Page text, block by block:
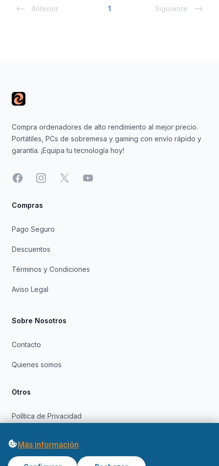
Anterior 1 Siguiente
Compra ordenadores de alto rendimiento al mejor precio.
Portátiles, PCs de sobremesa y gaming con envío rápido y
garantía. ¡Equipa tu tecnología hoy!
FacebookInstagram
X YouTube
Compras
Pago Seguro
Descuentos
Términos y Condiciones
Aviso Legal
Sobre Nosotros
Contacto
Quienes somos
Otros
Política de Privacidad
Más información